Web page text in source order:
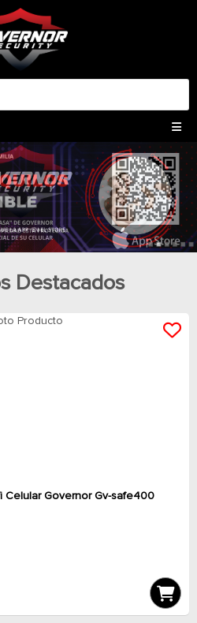
Destacados
Celular Governor Gv-safe400